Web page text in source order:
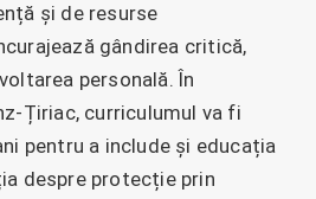
și de resurse
gândirea critică,
personală. În
Țiriac, curriculumul va fi
pentru a include și educația
despre protecție prin